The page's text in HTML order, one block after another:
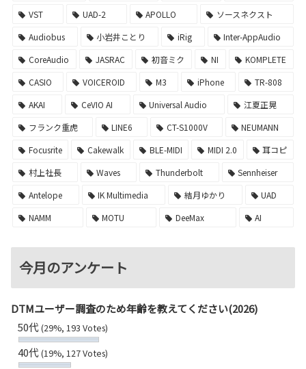
VST
UAD-2 APOLLO
ソースネクスト
Audiobus
小岩井ことり iRig
Inter-AppAudio
CoreAudio
JASRAC 初音ミク NI
KOMPLETE
CASIO
VOICEROID M3 iPhone
TR-808
AKAI
CeVIO AI Universal Audio
江夏正晃
フランク重虎
LINE6 CT-S1000V
NEUMANN
Focusrite
Cakewalk BLE-MIDI MIDI 2.0
耳コピ
村上社長
Waves Thunderbolt
Sennheiser
Antelope
IK Multimedia 結月ゆかり
UAD
NAMM
MOTU DeeMax AI
今月のアンケート
DTMユーザー調査のため年齢を教えてください(2026)
50代(29%, 193 Votes)
40代(19%, 127 Votes)